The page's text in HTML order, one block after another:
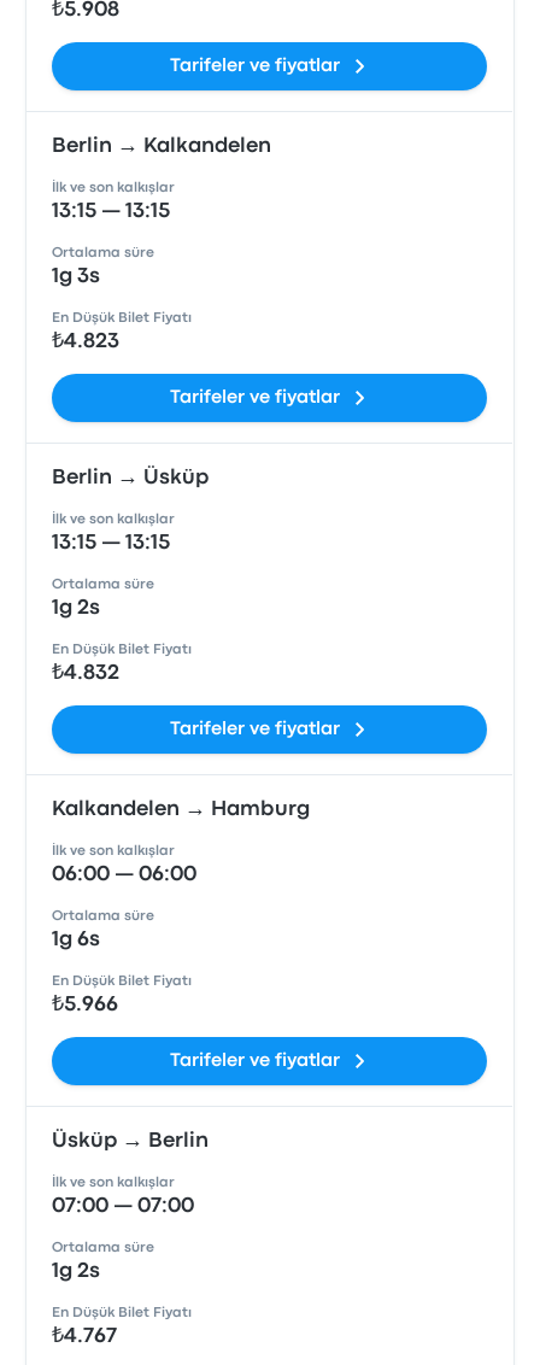
₺5.908
Tarifeler ve fiyatlar
Berlin → Kalkandelen
İlk ve son kalkışlar
13:15 — 13:15
Ortalama süre
1g 3s
En Düşük Bilet Fiyatı
₺4.823
Tarifeler ve fiyatlar
Berlin → Üsküp
İlk ve son kalkışlar
13:15 — 13:15
Ortalama süre
1g 2s
En Düşük Bilet Fiyatı
₺4.832
Tarifeler ve fiyatlar
Kalkandelen → Hamburg
İlk ve son kalkışlar
06:00 — 06:00
Ortalama süre
1g 6s
En Düşük Bilet Fiyatı
₺5.966
Tarifeler ve fiyatlar
Üsküp → Berlin
İlk ve son kalkışlar
07:00 — 07:00
Ortalama süre
1g 2s
En Düşük Bilet Fiyatı
₺4.767